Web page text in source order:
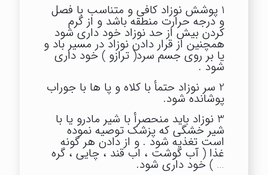
1 پوشش نوزاد کافی و متناسب با فصل
و درجه حرارت منطقه باشد و از گرم
کردن بیش از حد نوزاد خود داری شود
همچنین از قرار دادن نوزاد در مسیر باد و
یا بر روی جسم سرد( ترازو ) خود داری
شود .
2 سر نوزاد حتمأ با کلاه و پا ها با جوراب
پوشانده شود.
3 نوزاد باید منحصرأ با شیر مادرو یا با
شیر خشگی که پزشک توصیه نموده
است تغذیه شود . و از دادن هر گونه
غذا ( آب گوشت ، اب قند ، چایی ، گره
… ) خود داری شود.